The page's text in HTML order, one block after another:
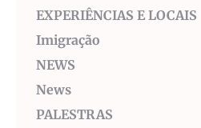
EXPERIÊNCIAS E LOCAIS
Imigração
NEWS
News
PALESTRAS